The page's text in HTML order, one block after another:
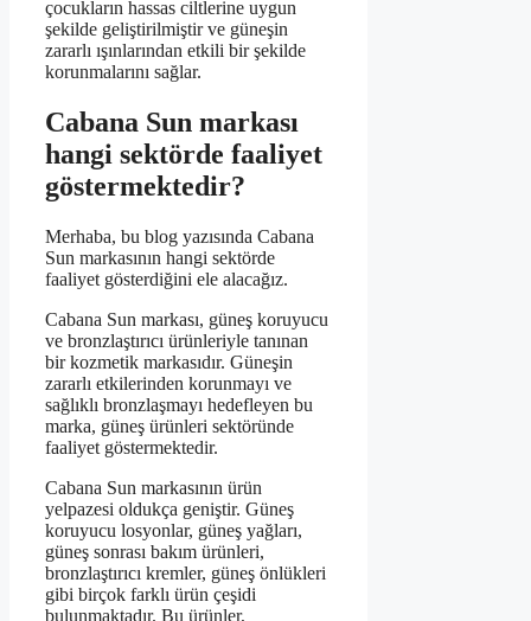
çocukların hassas ciltlerine uygun
şekilde geliştirilmiştir ve güneşin
zararlı ışınlarından etkili bir şekilde
korunmalarını sağlar.
Cabana Sun markası
hangi sektörde faaliyet
göstermektedir?
Merhaba, bu blog yazısında Cabana
Sun markasının hangi sektörde
faaliyet gösterdiğini ele alacağız.
Cabana Sun markası, güneş koruyucu
ve bronzlaştırıcı ürünleriyle tanınan
bir kozmetik markasıdır. Güneşin
zararlı etkilerinden korunmayı ve
sağlıklı bronzlaşmayı hedefleyen bu
marka, güneş ürünleri sektöründe
faaliyet göstermektedir.
Cabana Sun markasının ürün
yelpazesi oldukça geniştir. Güneş
koruyucu losyonlar, güneş yağları,
güneş sonrası bakım ürünleri,
bronzlaştırıcı kremler, güneş önlükleri
gibi birçok farklı ürün çeşidi
bulunmaktadır. Bu ürünler,